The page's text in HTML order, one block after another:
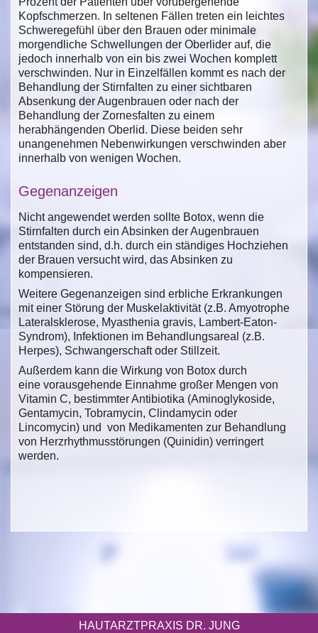
Kopfschmerzen. In seltenen Fällen treten ein leichtes
Schweregefühl über den Brauen oder minimale
morgendliche Schwellungen der Oberlider auf, die
jedoch innerhalb von ein bis zwei Wochen komplett
verschwinden. Nur in Einzelfällen kommt es nach der
Behandlung der Stirnfalten zu einer sichtbaren
Absenkung der Augenbrauen oder nach der
Behandlung der Zornesfalten zu einem
herabhängenden Oberlid. Diese beiden sehr
unangenehmen Nebenwirkungen verschwinden aber
innerhalb von wenigen Wochen.
Gegenanzeigen
Nicht angewendet werden sollte Botox, wenn die
Stirnfalten durch ein Absinken der Augenbrauen
entstanden sind, d.h. durch ein ständiges Hochziehen
der Brauen versucht wird, das Absinken zu
kompensieren.
Weitere Gegenanzeigen sind erbliche Erkrankungen
mit einer Störung der Muskelaktivität (z.B. Amyotrophe
Lateralsklerose, Myasthenia gravis, Lambert-Eaton-
Syndrom), Infektionen im Behandlungsareal (z.B.
Herpes), Schwangerschaft oder Stillzeit.
Außerdem kann die Wirkung von Botox durch
eine vorausgehende Einnahme großer Mengen von
Vitamin C, bestimmter Antibiotika (Aminoglykoside,
Gentamycin, Tobramycin, Clindamycin oder
Lincomycin) und von Medikamenten zur Behandlung
von Herzrhythmusstörungen (Quinidin) verringert
werden.
HAUTARZTPRAXIS DR. JUNG